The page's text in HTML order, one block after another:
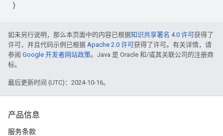
如未另行说明，那么本页面中的内容已根据知识共享署名 4.0 许可获得了
许可，并且代码示例已根据 Apache 2.0 许可获得了许可。有关详情，请
参阅 Google 开发者网站政策。Java 是 Oracle 和/或其关联公司的注册商
标。
最后更新时间 (UTC)：2024-10-16。
产品信息
服务条款